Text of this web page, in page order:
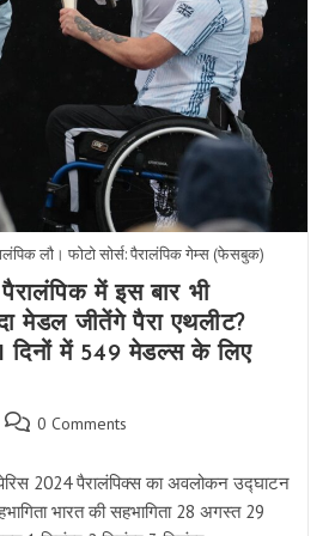
लौ। फोटो सोर्स: पैरालंपिक गेम्स (फेसबुक)
में इस बार भी
मेडल जीतेंगे पैरा एथलीट?
दिनों में 549 मेडल्स के लिए
Post 0 Comments
2024 पैरालंपिक्स का अवलोकन उद्घाटन
भारत की सहभागिता 28 अगस्त 29